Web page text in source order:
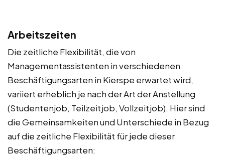
Arbeitszeiten
Die zeitliche Flexibilität, die von
Managementassistenten in verschiedenen
Beschäftigungsarten in Kierspe erwartet wird,
variiert erheblich je nach der Art der Anstellung
(Studentenjob, Teilzeitjob, Vollzeitjob). Hier sind
die Gemeinsamkeiten und Unterschiede in Bezug
auf die zeitliche Flexibilität für jede dieser
Beschäftigungsarten: